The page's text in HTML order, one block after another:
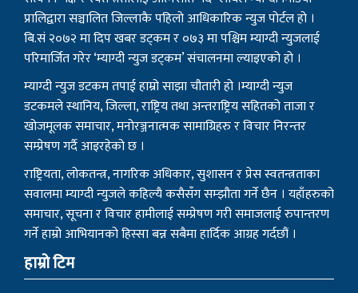
प्रालिद्वारा सञ्चालित जिल्लाकै पहिलो आधिकारिक न्युज पोर्टल हो ।
बि.सं २०७२ मा दिप खबर डट्कम र ०७३ मा पश्चिम म्याग्दी न्युजलाई
परिमार्जित गरेर ‘म्याग्दी न्युज डट्कम’ संचालनमा ल्याइएको हो ।
म्याग्दी न्युज डटकम तपाई हाम्रो साझा चौतारी हो ।म्याग्दी न्युज
डटकमले स्थानिय, जिल्ला, राष्ट्रिय तथा अन्तराष्ट्रिय सहितको ताजा र
खोजमूलक समाचार, मनोरञ्जनात्मक सामाग्रिहरु र विचार निरन्तर
सम्प्रेषण गर्दै आइरहेको छ ।
राष्ट्रियता, लोकतन्त्र, नागरिक अधिकार, सुशासन र प्रेस स्वतन्त्रताका
सवालमा म्याग्दी न्युजले कहिल्यै कसैसँग सम्झौता गर्ने छैन । यहाँहरुको
समाचार, सूचना र विचार हामीलाई सम्प्रेषण गरी समाजलाई रुपान्तरण
गर्ने हाम्रो आभियानको हिस्सा बन्न सबैमा हार्दिक आग्रह गर्दछौं ।
हाम्रो टिम